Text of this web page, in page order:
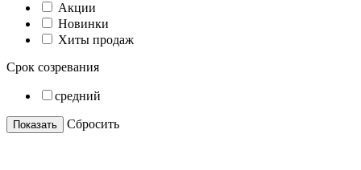
Акции
Новинки
Хиты продаж
Срок созревания
средний
Показать Cбросить